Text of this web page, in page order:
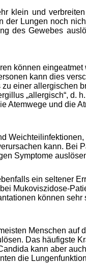
klein und
Lungen noch
des Gewebes
können
kann dies
einer allergischen
„allergisch“, d.
Atemwege und die
kann. Bei
Symptome
ein seltener
Mukoviszidose-
können
Menschen auf
Das häufigste
kann aber
die